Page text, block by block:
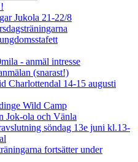
Jukola 21-22/8
- anmäl intresse
(snarast!)
Charlottendal 14-15 augusti
Wild Camp
Jok-ola och Vänla
söndag 13e juni kl.13-
fortsätter under